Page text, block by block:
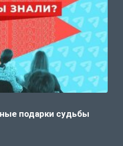
подарки судьбы